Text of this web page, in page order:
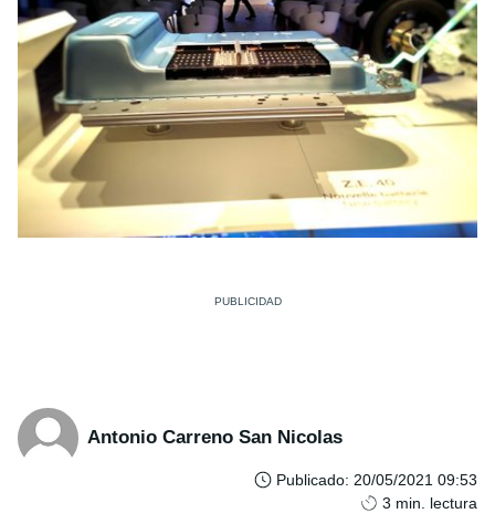
Antonio Carreno San Nicolas
Publicado: 20/05/2021 09:53
3 min. lectura